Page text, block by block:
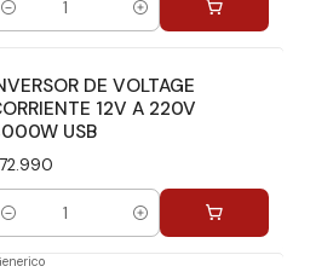
Cantidad
DE VOLTAGE
12V A 220V
USB
Cantidad